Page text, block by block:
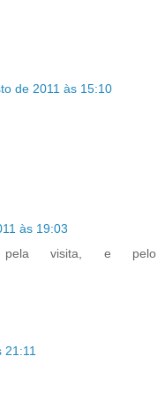
de 2011 às 15:10
às 19:03
pela visita, e pelo